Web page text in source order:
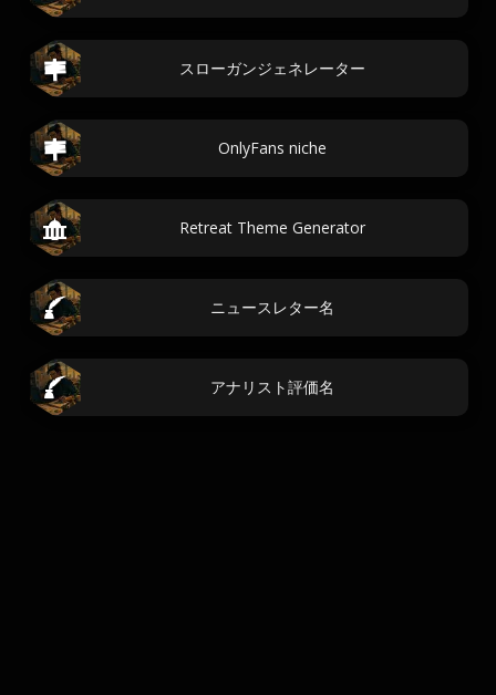
スローガンジェネレーター
OnlyFans niche
Retreat Theme Generator
ニュースレター名
アナリスト評価名